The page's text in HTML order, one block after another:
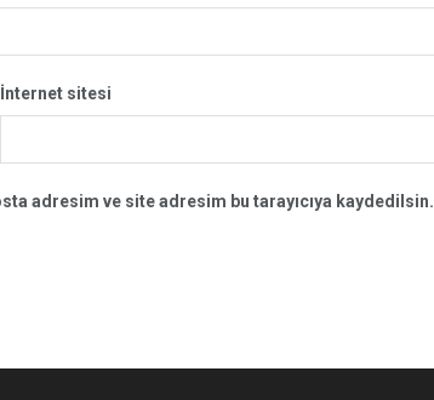
İnternet sitesi
adresim ve site adresim bu tarayıcıya kaydedilsin.